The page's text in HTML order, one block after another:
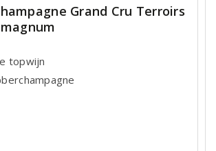
Grand Cru Terroirs
topwijn